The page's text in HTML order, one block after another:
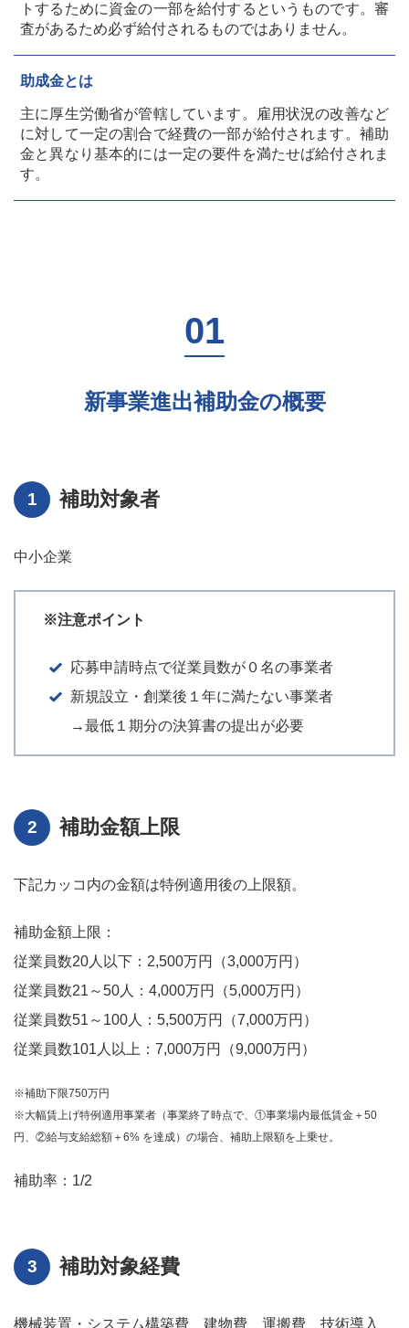
トするために資金の一部を給付するというものです。審
査があるため必ず給付されるものではありません。
助成金とは
主に厚生労働省が管轄しています。雇用状況の改善など
に対して一定の割合で経費の一部が給付されます。補助
金と異なり基本的には一定の要件を満たせば給付されま
す。
新事業進出補助金の概要
補助対象者
中小企業
※注意ポイント
応募申請時点で従業員数が０名の事業者
新規設立・創業後１年に満たない事業者
→最低１期分の決算書の提出が必要
補助金額上限
下記カッコ内の金額は特例適用後の上限額。
補助金額上限：
従業員数20人以下：2,500万円（3,000万円）
従業員数21～50人：4,000万円（5,000万円）
従業員数51～100人：5,500万円（7,000万円）
従業員数101人以上：7,000万円（9,000万円）
※補助下限750万円
※大幅賃上げ特例適用事業者（事業終了時点で、①事業場内最低賃金＋50
円、②給与支給総額＋6% を達成）の場合、補助上限額を上乗せ。
補助率：1/2
補助対象経費
機械装置・システム構築費、建物費、運搬費、技術導入